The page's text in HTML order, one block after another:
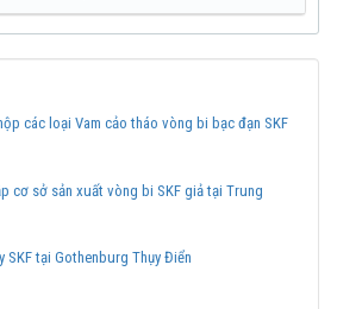
ECP tại các Đại lý uỷ quyền để đảm bảo
SKF NJ 2308 ECP chính hãng ở
là đại lý ủy quyền SKF tại Việt Nam.
các sản phẩm SKF chính hãng, giá cạnh
quốc.
các loại Vam cảo tháo vòng bi bạc đạn SKF
cơ sở sản xuất vòng bi SKF giả tại Trung
SKF tại Gothenburg Thụy Điển